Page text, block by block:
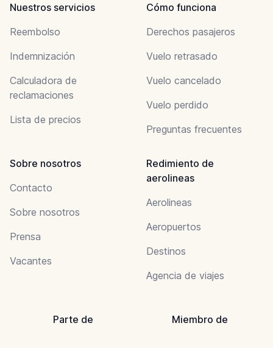
Nuestros servicios
Reembolso
Indemnización
Calculadora de
reclamaciones
Lista de precios
Cómo funciona
Derechos pasajeros
Vuelo retrasado
Vuelo cancelado
Vuelo perdido
Preguntas frecuentes
Sobre nosotros
Contacto
Sobre nosotros
Prensa
Vacantes
Redimiento de
aerolineas
Aerolineas
Aeropuertos
Destinos
Agencia de viajes
Parte de Miembro de